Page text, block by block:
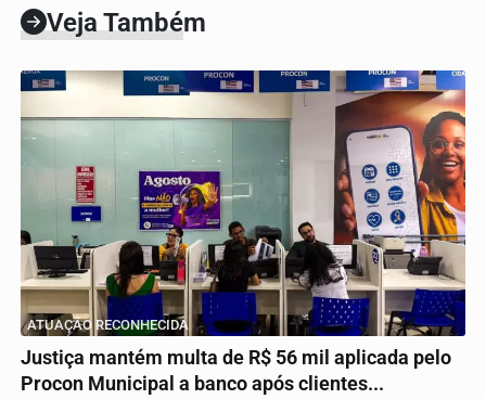
Veja Também
ATUAÇÃO RECONHECIDA
Justiça mantém multa de R$ 56 mil aplicada pelo
Procon Municipal a banco após clientes...